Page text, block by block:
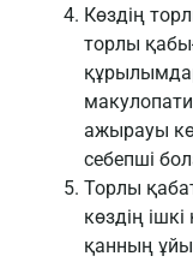
Көздің
торлы
ажырауы
себепші
Торлы
көздің
қанның